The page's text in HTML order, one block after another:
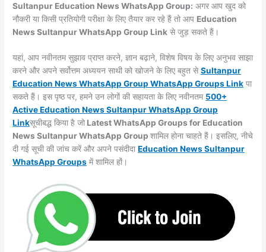
Sultanpur Education News WhatsApp Group: अगर आप खुद को
नौकरी या किसी प्रतियोगी परीक्षा के लिए तैयार कर रहे हैं तो आप Education
News Sultanpur WhatsApp Group Link से जुड़ सकते हैं।
यहां, आप नवीनतम सुझाव प्राप्त करने, ज्ञान बढ़ाने, विशेष विषय के लिए अनुभव साझा
करने और अपने सर्वोत्तम अध्ययन साथी को खोजने के लिए बहुत सेSultanpur
Education News WhatsApp Group WhatsApp GroupsLink पा
सकते हैं। इस पृष्ठ पर, हमने उन लोगों की सहायता के लिए नवीनतम 500+
Active Education News Sultanpur WhatsApp Group
Linkसूचीबद्ध किया है जो Latest WhatsApp Groups for Education
News Sultanpur WhatsApp Groupशामिल होना चाहते हैं। इसलिए, नीचे
दी गई सूची की जांच करें और अपने पसंदीदाEducation News Sultanpur
WhatsAppGroups में शामिल हों।